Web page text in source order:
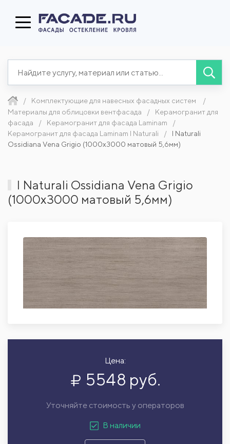
Комплектующие для навесных фасадных систем
Материалы для облицовки вентфасада
Керамогранит для
фасада
Керамогранит для фасада Laminam
Керамогранит для фасада Laminam I Naturali
I Naturali
Ossidiana Vena Grigio (1000x3000 матовый 5,6мм)
I Naturali Ossidiana Vena Grigio
(1000x3000 матовый 5,6мм)
Цена:
5548 руб.
Уточняйте стоимость у операторов
В наличии